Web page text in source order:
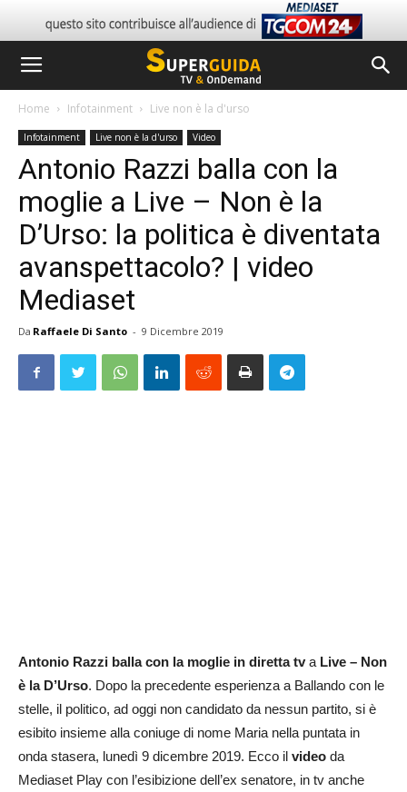
Home Infotainment Live non è la d'urso
Infotainment Live non è la d'urso Video
Antonio Razzi balla con la
moglie a Live – Non è la
D’Urso: la politica è diventata
avanspettacolo? | video
Mediaset
Da Raffaele Di Santo - 9 Dicembre 2019
Antonio Razzi balla con la moglie in diretta tva Live – Non
è la D’Urso. Dopo la precedente esperienza a Ballando con le
stelle, il politico, ad oggi non candidato da nessun partito, si è
esibito insieme alla coniuge di nome Maria nella puntata in
onda stasera, lunedì 9 dicembre 2019. Ecco il video da
Mediaset Play con l’esibizione dell’ex senatore, in tv anche